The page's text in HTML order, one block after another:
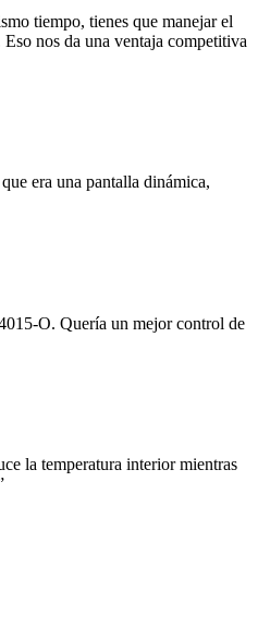
tiempo, tienes que manejar el
nos da una ventaja competitiva
era una pantalla dinámica,
O. Quería un mejor control de
la temperatura interior mientras